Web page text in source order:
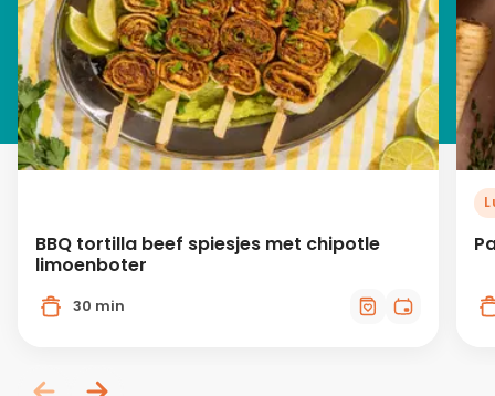
BBQ tortilla beef spiesjes met chipotle
limoenboter
30 min